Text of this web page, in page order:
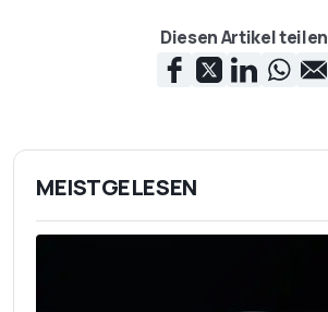
Diesen Artikel teilen
MEISTGELESEN